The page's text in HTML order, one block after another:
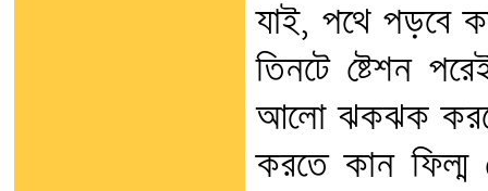
যাই, পথে পড়বে
তিনটে ষ্টেশন
আলো ঝকঝক
করতে কান ফিল্ম